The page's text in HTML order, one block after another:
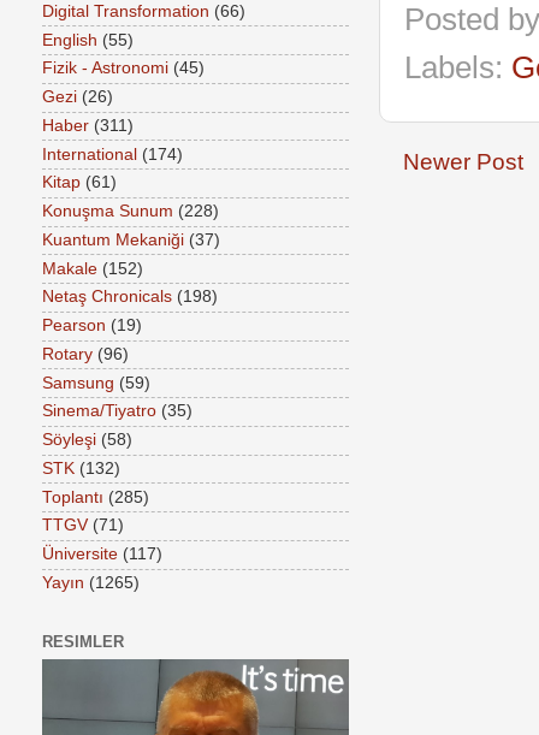
Posted
Labels:
Newer Post
Digital Transformation (66)
English (55)
Fizik - Astronomi (45)
Gezi (26)
Haber (311)
International (174)
Kitap (61)
Konuşma Sunum (228)
Kuantum Mekaniği (37)
Makale (152)
Netaş Chronicals (198)
Pearson (19)
Rotary (96)
Samsung (59)
Sinema/Tiyatro (35)
Söyleşi (58)
STK (132)
Toplantı (285)
TTGV (71)
Üniversite (117)
Yayın (1265)
RESIMLER